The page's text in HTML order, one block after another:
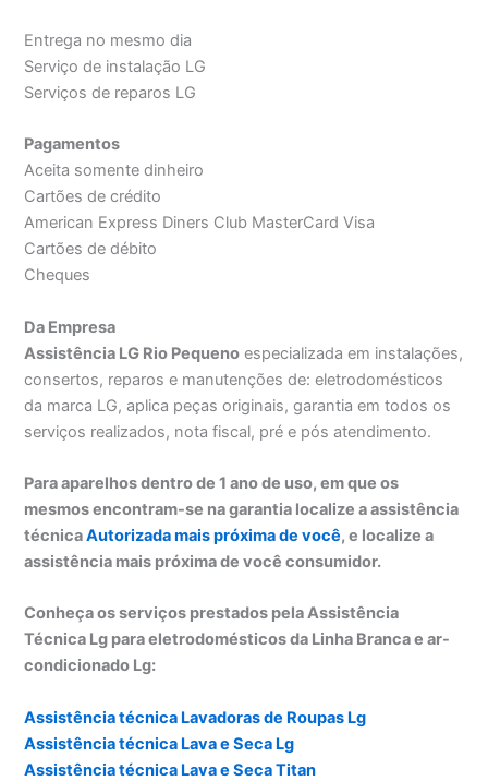
Entrega no mesmo dia
Serviço de instalação LG
Serviços de reparos LG
Pagamentos
Aceita somente dinheiro
Cartões de crédito
American Express Diners Club MasterCard Visa
Cartões de débito
Cheques
Da Empresa
Assistência LG Rio Pequeno especializada em instalações,
consertos, reparos e manutenções de: eletrodomésticos
da marca LG, aplica peças originais, garantia em todos os
serviços realizados, nota fiscal, pré e pós atendimento.
Para aparelhos dentro de 1 ano de uso, em que os
mesmos encontram-se na garantia localize a assistência
técnicaAutorizada mais próxima de você, e localize a
assistência mais próxima de você consumidor.
Conheça os serviços prestados pela Assistência
Técnica Lg para eletrodomésticos da Linha Branca e ar-
condicionado Lg:
Assistência técnica Lavadoras de Roupas Lg
Assistência técnica Lava e Seca Lg
Assistência técnica Lava e Seca Titan